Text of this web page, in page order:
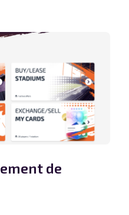
de